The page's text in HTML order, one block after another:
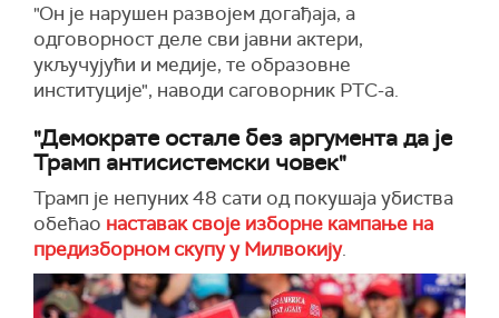
"Он је нарушен развојем догађаја, а
одговорност деле сви јавни актери,
укључујући и медије, те образовне
институције", наводи саговорник РТС-а.
"Демократе остале без аргумента да је
Трамп антисистемски човек"
Трамп је непуних 48 сати од покушаја убиства
обећао наставак своје изборне кампање на
предизборном скупу у Милвокију.